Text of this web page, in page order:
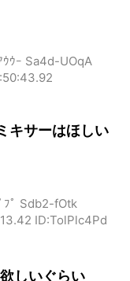
ｳｰ Sa4d-UOqA
ﾌﾟ Sdb2-fOtk